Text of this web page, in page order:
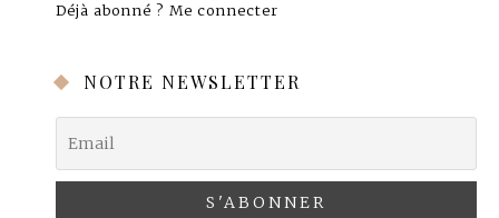
Déjà abonné ? Me connecter
NOTRE NEWSLETTER